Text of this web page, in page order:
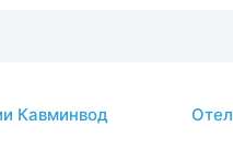
система 39
Кавминвод